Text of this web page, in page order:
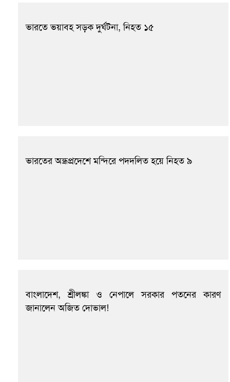
ভারতে ভয়াবহ সড়ক দুর্ঘটনা, নিহত ১৫
ভারতের অন্ধ্রপ্রদেশে মন্দিরে পদদলিত হয়ে নিহত ৯
বাংলাদেশ, শ্রীলঙ্কা ও নেপালে সরকার পতনের কারণ
জানালেন অজিত দোভাল!